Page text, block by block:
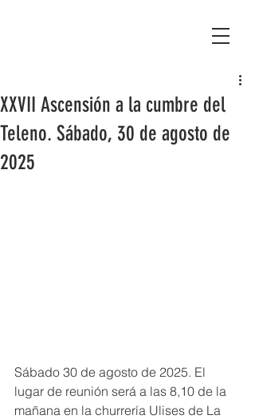
XXVII Ascensión a la cumbre del
Teleno. Sábado, 30 de agosto de
2025
Sábado 30 de agosto de 2025. El
lugar de reunión será a las 8,10 de la
mañana en la churrería Ulises de La